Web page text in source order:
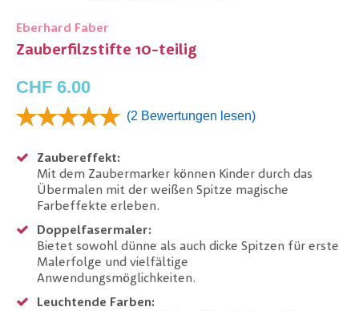
Eberhard Faber
Zauberfilzstifte 10-teilig
CHF 6.00
(2 Bewertungen lesen)
Zaubereffekt:
Mit dem Zaubermarker können Kinder durch das
Übermalen mit der weißen Spitze magische
Farbeffekte erleben.
Doppelfasermaler:
Bietet sowohl dünne als auch dicke Spitzen für erste
Malerfolge und vielfältige
Anwendungsmöglichkeiten.
Leuchtende Farben: